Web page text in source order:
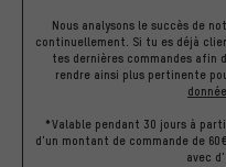
Nous analysons le succès de
continuellement. Si tu es déjà
tes dernières commandes
rendre ainsi plus pertinente
*Valable pendant 30 jours à
d'un montant de commande de
avec